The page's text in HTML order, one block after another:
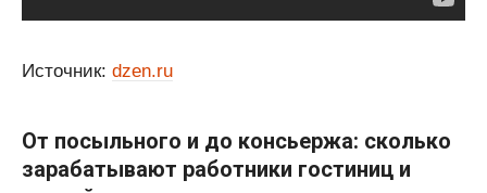
Источник: dzen.ru
От посыльного и до консьержа: сколько
зарабатывают работники гостиниц и